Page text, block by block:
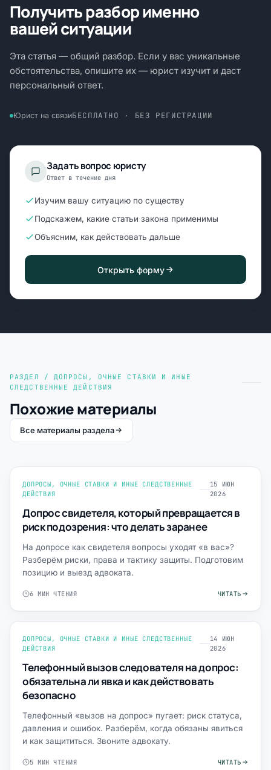
Получить разбор именно
вашей ситуации
Эта статья — общий разбор. Если у вас уникальные
обстоятельства, опишите их — юрист изучит и даст
персональный ответ.
Юрист на связиБЕСПЛАТНО · БЕЗ РЕГИСТРАЦИИ
Задать вопрос юристу
Ответ в течение дня
Изучим вашу ситуацию по существу
Подскажем, какие статьи закона применимы
Объясним, как действовать дальше
Открыть форму
РАЗДЕЛ / ДОПРОСЫ, ОЧНЫЕ СТАВКИ И ИНЫЕ
СЛЕДСТВЕННЫЕ ДЕЙСТВИЯ
Похожие материалы
Все материалы раздела
ДОПРОСЫ, ОЧНЫЕ СТАВКИ И ИНЫЕ СЛЕДСТВЕННЫЕ
ДЕЙСТВИЯ
15 ИЮН
2026
Допрос свидетеля, который превращается в
риск подозрения: что делать заранее
На допросе как свидетеля вопросы уходят «в вас»?
Разберём риски, права и тактику защиты. Подготовим
позицию и выезд адвоката.
6 МИН ЧТЕНИЯ ЧИТАТЬ
ДОПРОСЫ, ОЧНЫЕ СТАВКИ И ИНЫЕ СЛЕДСТВЕННЫЕ
ДЕЙСТВИЯ
14 ИЮН
2026
Телефонный вызов следователя на допрос:
обязательна ли явка и как действовать
безопасно
Телефонный «вызов на допрос» пугает: риск статуса,
давления и ошибок. Разберём, когда обязаны явиться
и как защититься. Звоните адвокату.
5 МИН ЧТЕНИЯ ЧИТАТЬ